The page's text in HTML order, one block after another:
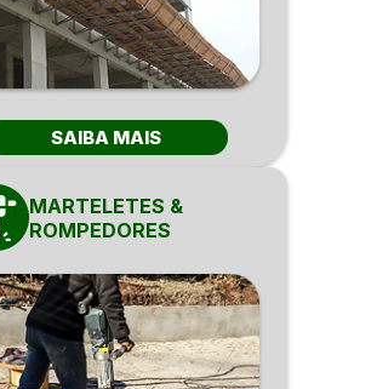
SAIBA MAIS
MARTELETES &
ROMPEDORES